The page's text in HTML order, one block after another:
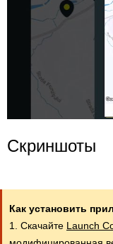
Скриншоты
Как установить
1. Скачайте Launch